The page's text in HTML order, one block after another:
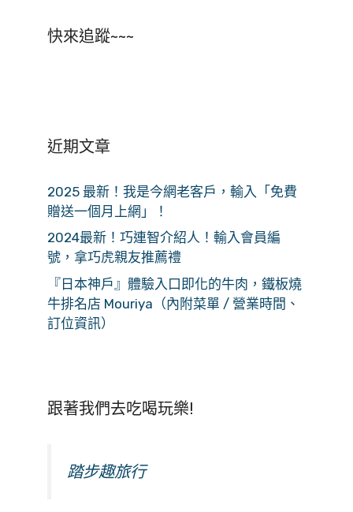
快來追蹤~~~
近期文章
2025 最新！我是今網老客戶，輸入「免費
贈送一個月上網」！
2024最新！巧連智介紹人！輸入會員編
號，拿巧虎親友推薦禮
『日本神戶』體驗入口即化的牛肉，鐵板燒
牛排名店 Mouriya（內附菜單 / 營業時間、
訂位資訊）
跟著我們去吃喝玩樂!
踏步趣旅行